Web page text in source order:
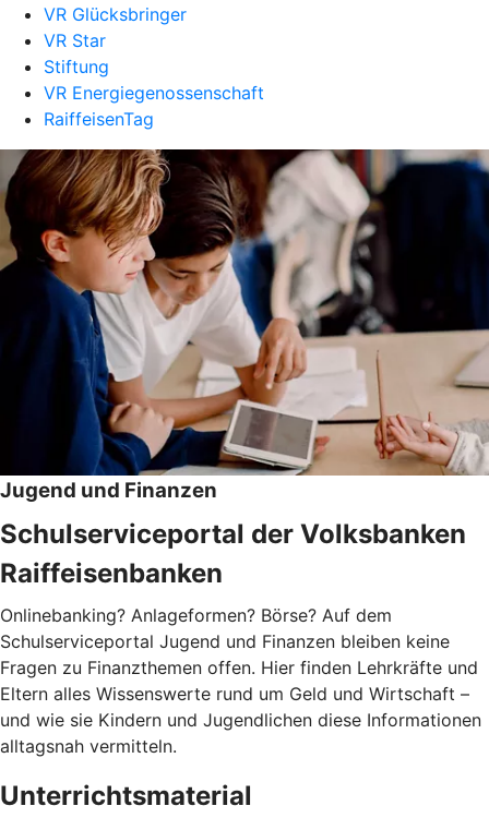
VR Glücksbringer
VR Star
Stiftung
VR Energiegenossenschaft
RaiffeisenTag
Jugend und Finanzen
Schulserviceportal der Volksbanken
Raiffeisenbanken
Onlinebanking? Anlageformen? Börse? Auf dem
Schulserviceportal Jugend und Finanzen bleiben keine
Fragen zu Finanzthemen offen. Hier finden Lehrkräfte und
Eltern alles Wissenswerte rund um Geld und Wirtschaft –
und wie sie Kindern und Jugendlichen diese Informationen
alltagsnah vermitteln.
Unterrichtsmaterial